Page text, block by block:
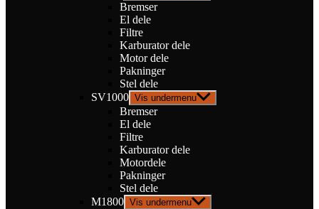
Bremser
El dele
Filtre
Karburator dele
Motor dele
Pakninger
Stel dele
SV1000 Vis undermenu
Bremser
El dele
Filtre
Karburator dele
Motordele
Pakninger
Stel dele
M1800 Vis undermenu